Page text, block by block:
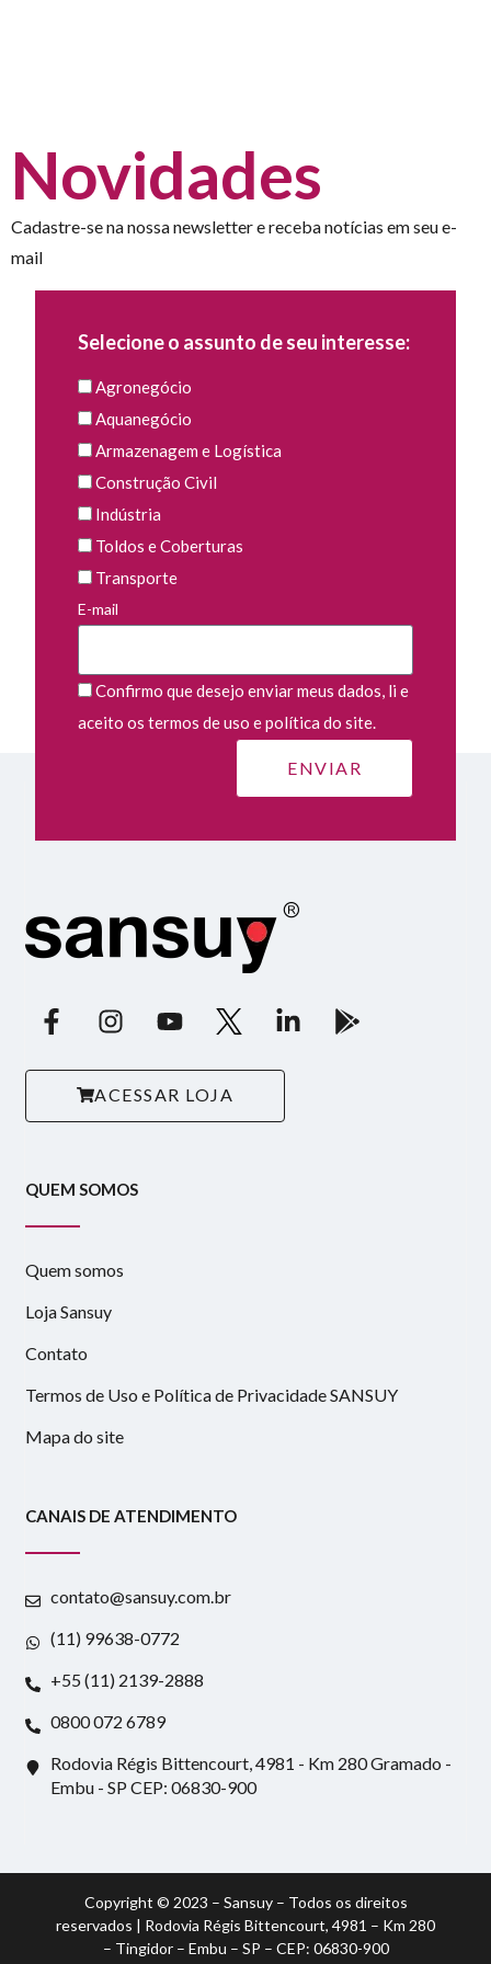
Novidades
Cadastre-se na nossa newsletter e receba notícias em seu e-
mail
Selecione o assunto de seu interesse:
Agronegócio
Aquanegócio
Armazenagem e Logística
Construção Civil
Indústria
Toldos e Coberturas
Transporte
E-mail
Confirmo que desejo enviar meus dados, li e
aceito os termos de uso e política do site.
ACESSAR LOJA
QUEM SOMOS
Quem somos
Loja Sansuy
Contato
Termos de Uso e Política de Privacidade SANSUY
Mapa do site
CANAIS DE ATENDIMENTO
contato@sansuy.com.br
(11) 99638-0772
+55 (11) 2139-2888
0800 072 6789
Rodovia Régis Bittencourt, 4981 - Km 280 Gramado -
Embu - SP CEP: 06830-900
Copyright © 2023 – Sansuy – Todos os direitos
reservados | Rodovia Régis Bittencourt, 4981 – Km 280
– Tingidor – Embu – SP – CEP: 06830-900